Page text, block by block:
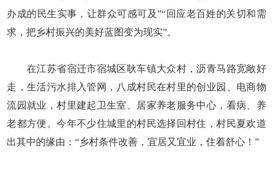
办成的民生实事，让群众可感可及”“回应老百姓的关切和需
求，把乡村振兴的美好蓝图变为现实”。
在江苏省宿迁市宿城区耿车镇大众村，沥青马路宽敞好
走，生活污水排入管网，八成村民在村里的创业园、电商物
流园就业，村里建起卫生室、居家养老服务中心，看病、养
老都方便。今年不少住城里的村民选择回村住，村民夏欢道
出其中的缘由：“乡村条件改善，宜居又宜业，住着舒心！”